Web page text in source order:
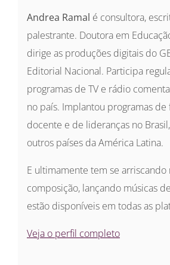
Andrea Ramal é consultora,
palestrante. Doutora em
dirige as produções digitais do
Editorial Nacional. Participa
programas de TV e rádio
no país. Implantou programas de
docente e de lideranças no
outros países da América Latina.
E ultimamente tem se
composição, lançando músicas
estão disponíveis em todas as
Veja o perfil completo